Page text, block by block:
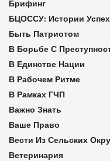
Брифинг
БЦОССУ: Истории
Быть Патриотом
В Борьбе С
В Единстве Нации
В Рабочем Ритме
В Рамках ГЧП
Важно Знать
Ваше Право
Вести Из Сельских
Ветеринария